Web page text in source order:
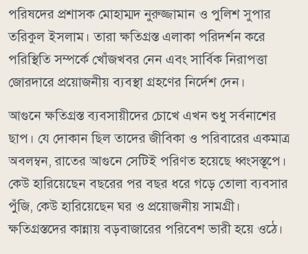
পরিষদের প্রশাসক মোহাম্মদ নুরুজ্জামান ও পুলিশ সুপার
তরিকুল ইসলাম। তারা ক্ষতিগ্রস্ত এলাকা পরিদর্শন করে
পরিস্থিতি সম্পর্কে খোঁজখবর নেন এবং সার্বিক নিরাপত্তা
জোরদারে প্রয়োজনীয় ব্যবস্থা গ্রহণের নির্দেশ দেন।
আগুনে ক্ষতিগ্রস্ত ব্যবসায়ীদের চোখে এখন শুধু সর্বনাশের
ছাপ। যে দোকান ছিল তাদের জীবিকা ও পরিবারের একমাত্র
অবলম্বন, রাতের আগুনে সেটিই পরিণত হয়েছে ধ্বংসস্তূপে।
কেউ হারিয়েছেন বছরের পর বছর ধরে গড়ে তোলা ব্যবসার
পুঁজি, কেউ হারিয়েছেন ঘর ও প্রয়োজনীয় সামগ্রী।
ক্ষতিগ্রস্তদের কান্নায় বড়বাজারের পরিবেশ ভারী হয়ে ওঠে।